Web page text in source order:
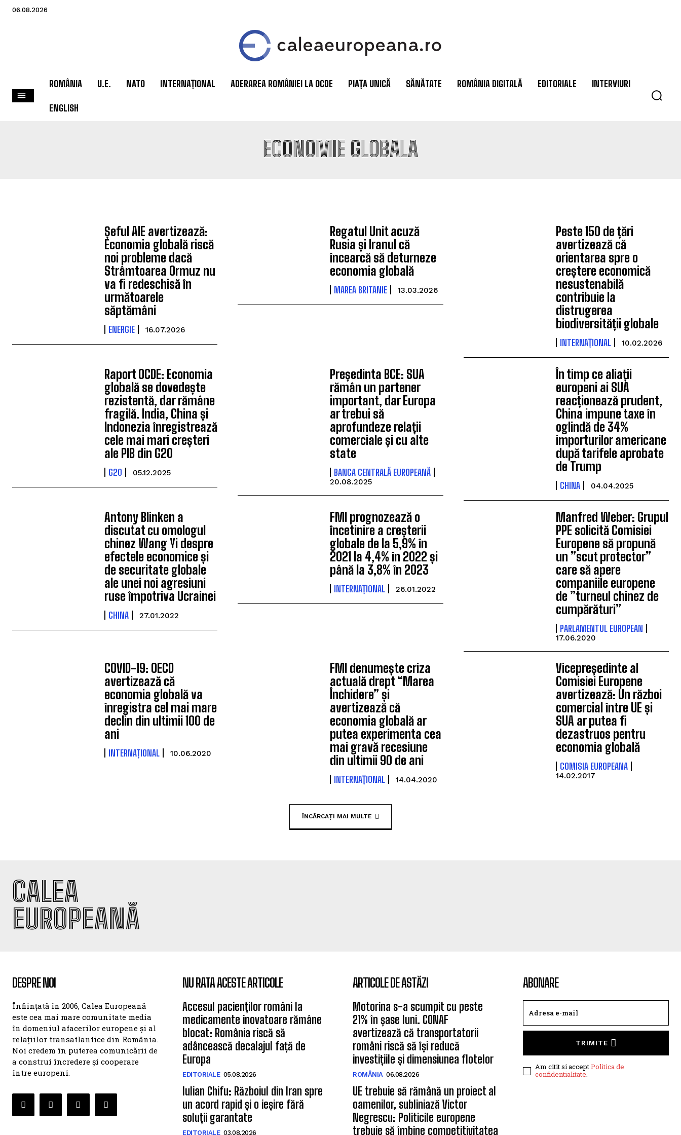
06.08.2026
ROMÂNIA U.E. NATO INTERNAȚIONAL ADERAREA ROMÂNIEI LA OCDE PIAȚA UNICĂ SĂNĂTATE ROMÂNIA DIGITALĂ EDITORIALE INTERVIURI
ENGLISH
ECONOMIE GLOBALA
Șeful AIE avertizează:
Economia globală riscă
noi probleme dacă
Strâmtoarea Ormuz nu
va fi redeschisă în
următoarele
săptămâni
ENERGIE 16.07.2026
Regatul Unit acuză
Rusia și Iranul că
încearcă să deturneze
economia globală
MAREA BRITANIE 13.03.2026
Peste 150 de țări
avertizează că
orientarea spre o
creștere economică
nesustenabilă
contribuie la
distrugerea
biodiversității globale
INTERNAȚIONAL 10.02.2026
Raport OCDE: Economia
globală se dovedește
rezistentă, dar rămâne
fragilă. India, China și
Indonezia înregistrează
cele mai mari creșteri
ale PIB din G20
G20 05.12.2025
Președinta BCE: SUA
rămân un partener
important, dar Europa
ar trebui să
aprofundeze relații
comerciale și cu alte
state
BANCA CENTRALĂ EUROPEANĂ
20.08.2025
În timp ce aliații
europeni ai SUA
reacționează prudent,
China impune taxe în
oglindă de 34%
importurilor americane
după tarifele aprobate
de Trump
CHINA 04.04.2025
Antony Blinken a
discutat cu omologul
chinez Wang Yi despre
efectele economice și
de securitate globale
ale unei noi agresiuni
ruse împotriva Ucrainei
CHINA 27.01.2022
FMI prognozează o
încetinire a creșterii
globale de la 5,9% în
2021 la 4,4% în 2022 și
până la 3,8% în 2023
INTERNAȚIONAL 26.01.2022
Manfred Weber: Grupul
PPE solicită Comisiei
Europene să propună
un ”scut protector”
care să apere
companiile europene
de ”turneul chinez de
cumpărături”
PARLAMENTUL EUROPEAN
17.06.2020
COVID-19: OECD
avertizează că
economia globală va
înregistra cel mai mare
declin din ultimii 100 de
ani
INTERNAȚIONAL 10.06.2020
FMI denumește criza
actuală drept “Marea
Închidere” și
avertizează că
economia globală ar
putea experimenta cea
mai gravă recesiune
din ultimii 90 de ani
INTERNAȚIONAL 14.04.2020
Vicepreședinte al
Comisiei Europene
avertizează: Un război
comercial între UE și
SUA ar putea fi
dezastruos pentru
economia globală
COMISIA EUROPEANA
14.02.2017
ÎNCĂRCAȚI MAI MULTE
CALEA
EUROPEANĂ
DESPRE NOI
Înființată în 2006, Calea Europeană
este cea mai mare comunitate media
în domeniul afacerilor europene și al
relațiilor transatlantice din România.
Noi credem în puterea comunicării de
a construi încredere și cooperare
între europeni.
NU RATA ACESTE ARTICOLE
Accesul pacienților români la
medicamente inovatoare rămâne
blocat: România riscă să
adâncească decalajul față de
Europa
EDITORIALE 05.08.2026
Iulian Chifu: Războiul din Iran spre
un acord rapid și o ieșire fără
soluții garantate
EDITORIALE 03.08.2026
ARTICOLE DE ASTĂZI
Motorina s-a scumpit cu peste
21% în șase luni. CONAF
avertizează că transportatorii
români riscă să își reducă
investițiile și dimensiunea flotelor
ROMÂNIA 06.08.2026
UE trebuie să rămână un proiect al
oamenilor, subliniază Victor
Negrescu: Politicile europene
trebuie să îmbine competitivitatea
ABONARE
TRIMITE
Am citit si acceptPolitica de
confidentialitate.